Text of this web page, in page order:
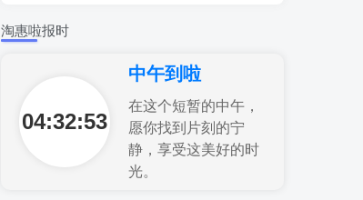
淘惠啦报时
04:32:54
中午到啦
在这个短暂的中午，
愿你找到片刻的宁
静，享受这美好的时
光。